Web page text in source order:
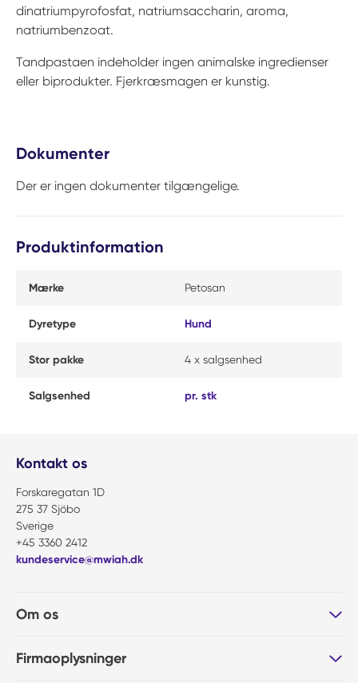
dinatriumpyrofosfat, natriumsaccharin, aroma,
natriumbenzoat.
Tandpastaen indeholder ingen animalske ingredienser
eller biprodukter. Fjerkræsmagen er kunstig.
Dokumenter
Der er ingen dokumenter tilgængelige.
Produktinformation
Mærke Petosan
Dyretype Hund
Stor pakke 4 x salgsenhed
Salgsenhed pr. stk
Kontakt os
Forskaregatan 1D
275 37 Sjöbo
Sverige
+45 3360 2412
kundeservice@mwiah.dk
Om os
Firmaoplysninger